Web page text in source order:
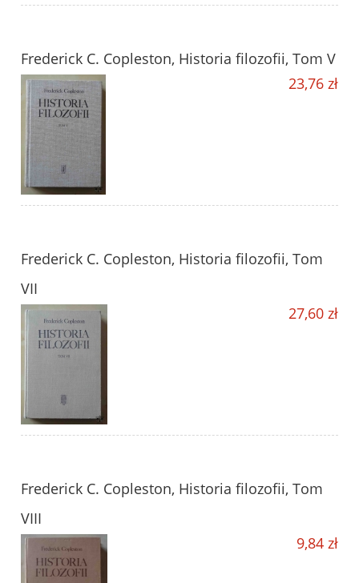
Frederick C. Copleston, Historia filozofii, Tom V
23,76 zł
Frederick C. Copleston, Historia filozofii, Tom
VII
27,60 zł
Frederick C. Copleston, Historia filozofii, Tom
VIII
9,84 zł